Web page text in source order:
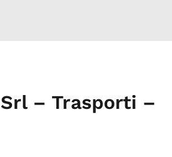
– Trasporti –